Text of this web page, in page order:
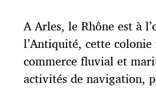
A Arles, le Rhône est à
l’Antiquité, cette
commerce fluvial et
activités de navigation,